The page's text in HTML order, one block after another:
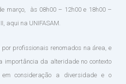
março, às 08h00 – 12h00 e 18h00 –
aqui na UNIFASAM.
profissionais renomados na área, e
importância da alteridade no contexto
consideração a diversidade e o